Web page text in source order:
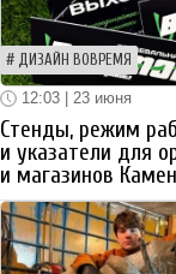
ДИЗАЙН ВОВРЕМЯ
12:03 | 23 июня
Стенды, режим
и указатели для
и магазинов